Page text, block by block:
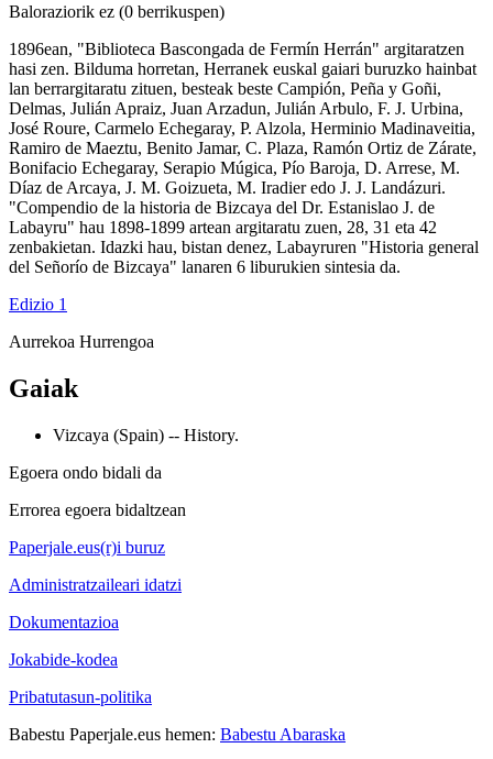
Baloraziorik ez (0 berrikuspen)
1896ean, "Biblioteca Bascongada de Fermín Herrán" argitaratzen
hasi zen. Bilduma horretan, Herranek euskal gaiari buruzko hainbat
lan berrargitaratu zituen, besteak beste Campión, Peña y Goñi,
Delmas, Julián Apraiz, Juan Arzadun, Julián Arbulo, F. J. Urbina,
José Roure, Carmelo Echegaray, P. Alzola, Herminio Madinaveitia,
Ramiro de Maeztu, Benito Jamar, C. Plaza, Ramón Ortiz de Zárate,
Bonifacio Echegaray, Serapio Múgica, Pío Baroja, D. Arrese, M.
Díaz de Arcaya, J. M. Goizueta, M. Iradier edo J. J. Landázuri.
"Compendio de la historia de Bizcaya del Dr. Estanislao J. de
Labayru" hau 1898-1899 artean argitaratu zuen, 28, 31 eta 42
zenbakietan. Idazki hau, bistan denez, Labayruren "Historia general
del Señorío de Bizcaya" lanaren 6 liburukien sintesia da.
Edizio 1
Aurrekoa Hurrengoa
Gaiak
Vizcaya (Spain) -- History.
Egoera ondo bidali da
Errorea egoera bidaltzean
Paperjale.eus(r)i buruz
Administratzaileari idatzi
Dokumentazioa
Jokabide-kodea
Pribatutasun-politika
Babestu Paperjale.eus hemen: Babestu Abaraska